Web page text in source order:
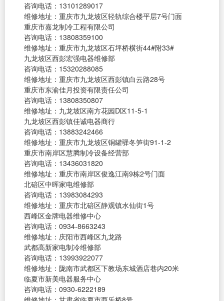
咨询电话：13101289017
维修地址：重庆市九龙坡区轻轨综合楼平层7号门面
重庆市嘉龙制冷工程有限公司
咨询电话：13808359100
维修地址：重庆市九龙坡区石坪桥横街44#附33#
九龙坡区西彭宏强电器维修部
咨询电话：15320288085
维修地址：重庆市九龙坡区西彭镇白云路28号
重庆市东渝佳月投资有限责任公司
咨询电话：13808350807
维修地址：九龙坡区南方花园D区11-5-1
九龙坡区西彭镇佳诚电器商行
咨询电话：13883242466
维修地址：重庆市九龙坡区铜罐驿冬笋街91-1-2
重庆市南岸区慧腾制冷设备经营部
咨询电话：13436031820
维修地址：重庆市南岸区俊逸江南9栋2号门面
北碚区中晖家电维修部
咨询电话：13983084293
维修地址：重庆市北碚区静观镇水仙街1号
西峰区金牌电器维修中心
咨询电话：0934-8663243
维修地址：庆阳市西峰区九龙路
武都高新家电制冷维修部
咨询电话：13993922077
维修地址：陇南市武都区下教场东城酒店巷内20米
临夏市新美电器服务中心
咨询电话：0930-6222189